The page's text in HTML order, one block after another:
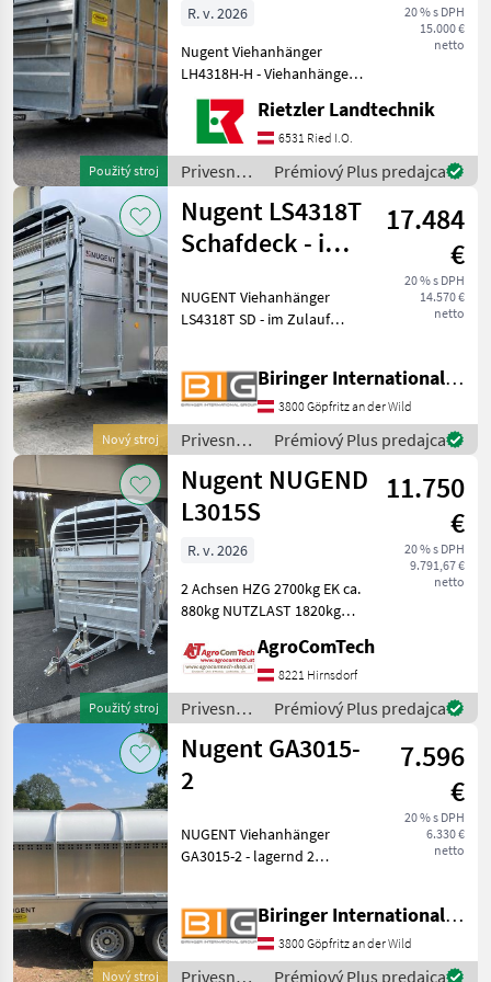
Použitý stroj
20 % s DPH
15.000 €
netto
R. v. 2026
Nugent Viehanhänger
LH4318H-H - Viehanhänger
mit 2 Achsen
Abmessungen: L 4, 32m/ B
1, 80m/ H 2, 15m
Höchstzulässiges
Gesamtgewicht: 3.500 kg
Bereifung 195/75R16C
Rietzler Landtechnik
6531 Ried I.O.
Privesné
vozíky /
Nugent
Prémiový Plus predajca
Nový stroj
Nugent LS4318T
Schafdeck - im
17.484
€
20 % s DPH
14.570 €
netto
NUGENT Viehanhänger
LS4318T SD - im Zulauf
Parabelblattfedern
***Spezial-Federung
PARABOLIC EQUALIZER***
Rückfahrautomatik
Abschließ
Biringer International GmbH
3800 Göpfritz an der Wild
Privesné
vozíky /
Nugent
Prémiový Plus predajca
Použitý stroj
Nugent NUGEND
L3015S
11.750
€
20 % s DPH
9.791,67 €
netto
R. v. 2026
2 Achsen HZG 2700kg EK ca.
880kg NUTZLAST 1820kg
Reserverad Spezial
Federung Paravolic
Equalisier 1 Gr. Trennwand
Front Lüftungsklappe
AgroComTech
8221 Hirnsdorf
Privesné
vozíky /
Nugent
Prémiový Plus predajca
Nový stroj
Nugent GA3015-
2
7.596
€
20 % s DPH
6.330 €
netto
NUGENT Viehanhänger
GA3015-2 - lagernd 2
Viehdach (abnehmbar mit
Inspektionstür vorne)
rutschfeste Rampe (Modell
Biringer International GmbH
3800 Göpfritz an der Wild
Privesné Prémiový Plus predajca